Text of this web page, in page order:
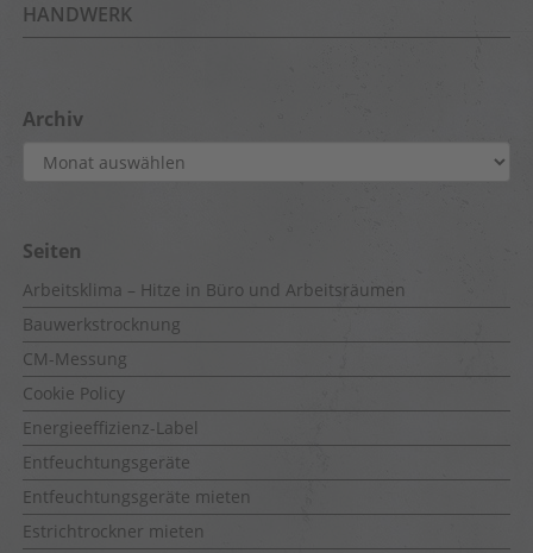
HANDWERK
Archiv
Archiv
Seiten
Arbeitsklima – Hitze in Büro und Arbeitsräumen
Bauwerkstrocknung
CM-Messung
Cookie Policy
Energieeffizienz-Label
Entfeuchtungsgeräte
Entfeuchtungsgeräte mieten
Estrichtrockner mieten